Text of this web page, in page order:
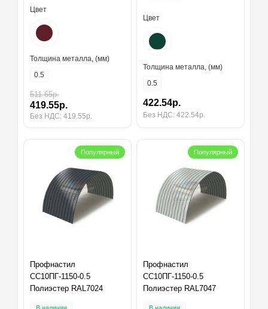
Цвет
Толщина металла, (мм)
0.5
511.65р.
419.55р.
Без НДС: 419.55р.
Цвет
Толщина металла, (мм)
0.5
422.54р.
Без НДС: 422.54р.
Популярный
Профнастил
СС10ПГ-1150-0.5
Полиэстер RAL7024
Популярный
Профнастил
СС10ПГ-1150-0.5
Полиэстер RAL7047